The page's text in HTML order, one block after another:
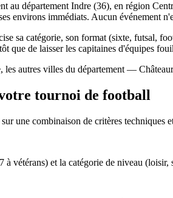
au département Indre (36), en région
environs immédiats. Aucun événement
sa catégorie, son format (sixte, futsal,
que de laisser les capitaines d'équipes
les autres villes du département —
tournoi de football
une combinaison de critères
à vétérans) et la catégorie de niveau